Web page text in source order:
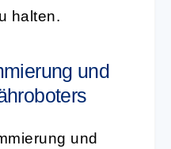
halten.
und
und